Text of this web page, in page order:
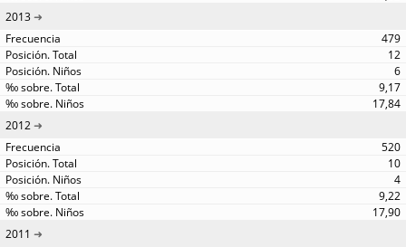
2013
479
12
6
9,17
17,84
2012
520
10
4
9,22
17,90
2011